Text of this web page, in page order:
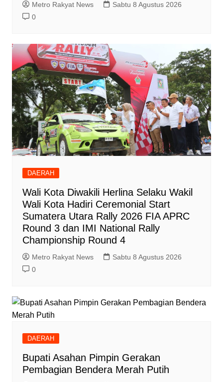
Metro Rakyat News
Sabtu 8 Agustus 2026
0
DAERAH
Wali Kota Diwakili Herlina Selaku Wakil
Wali Kota Hadiri Ceremonial Start
Sumatera Utara Rally 2026 FIA APRC
Round 3 dan IMI National Rally
Championship Round 4
Metro Rakyat News
Sabtu 8 Agustus 2026
0
DAERAH
Bupati Asahan Pimpin Gerakan
Pembagian Bendera Merah Putih